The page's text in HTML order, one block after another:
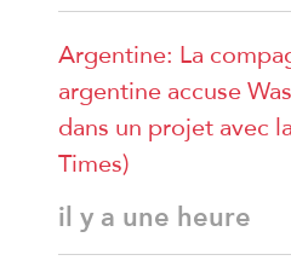
Argentine: La
argentine accuse
dans un projet avec
Times)
il y a une heure